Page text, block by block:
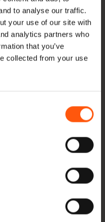
to analyse our traffic.
your use of our site with
analytics partners who
that you’ve
collected from your use
sind wir in
von Nussbaum aus
Seite finden Sie
Sie sich bitte mit uns
Eichenbalkenund
. Alles
möchten Sie mehr